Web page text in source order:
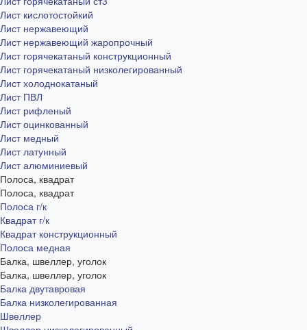
Лист кислотостойкий
Лист нержавеющий
Лист нержавеющий жаропрочный
Лист горячекатаный конструкционный
Лист горячекатаный низколегированный
Лист холоднокатаный
Лист ПВЛ
Лист рифленый
Лист оцинкованный
Лист медный
Лист латунный
Лист алюминиевый
Полоса, квадрат
Полоса, квадрат
Полоса г/к
Квадрат г/к
Квадрат конструкционный
Полоса медная
Балка, швеллер, уголок
Балка, швеллер, уголок
Балка двутавровая
Балка низколегированная
Швеллер